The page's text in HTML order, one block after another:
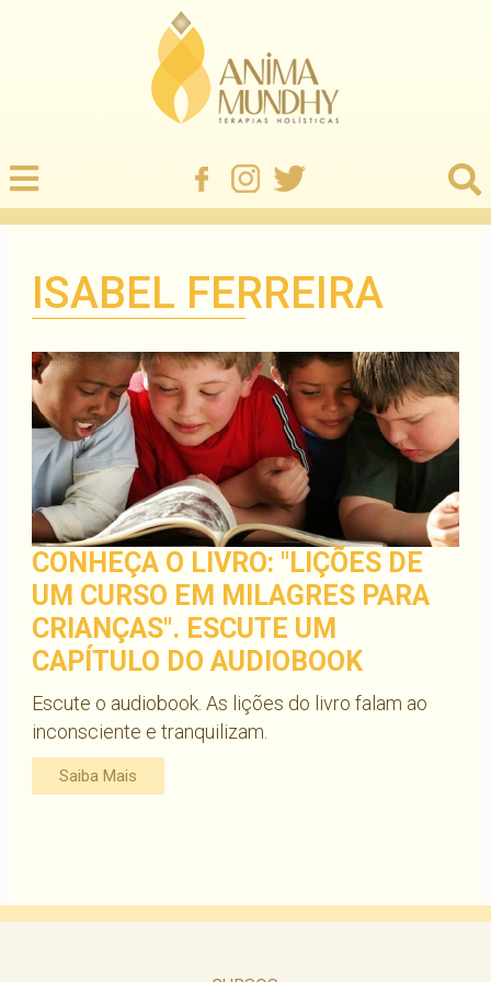
ISABEL FERREIRA
CONHEÇA O LIVRO: "LIÇÕES DE
UM CURSO EM MILAGRES PARA
CRIANÇAS". ESCUTE UM
CAPÍTULO DO AUDIOBOOK
Escute o audiobook. As lições do livro falam ao
inconsciente e tranquilizam.
Saiba Mais